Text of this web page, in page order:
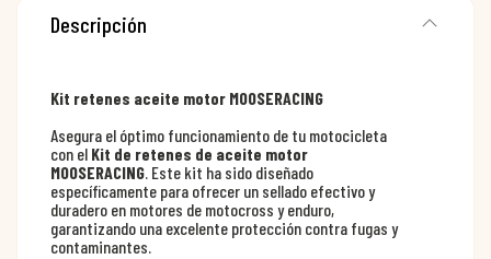
Descripción
Kit retenes aceite motor MOOSERACING
Asegura el óptimo funcionamiento de tu motocicleta
con el Kit de retenes de aceite motor
MOOSERACING. Este kit ha sido diseñado
específicamente para ofrecer un sellado efectivo y
duradero en motores de motocross y enduro,
garantizando una excelente protección contra fugas y
contaminantes.